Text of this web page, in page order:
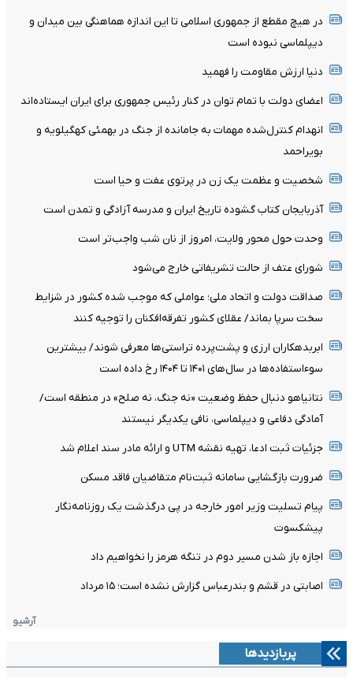
در هیچ مقطع از جمهوری اسلامی تا این اندازه هماهنگی بین میدان و
دیپلماسی نبوده است
دنیا ارزش مقاومت را فهمید
اعضای دولت با تمام توان در کنار رئیس جمهوری برای ایران ایستاده‌اند
انهدام کنترل‌شده مهمات به‌ جامانده از جنگ در بهمئی کهگیلویه و
بویراحمد
شخصیت و عظمت یک زن در پرتوی عفت و حیا است
آذربایجان کتاب گشوده تاریخ ایران و مدرسه آزادگی و تمدن است
وحدت حول محور ولایت، امروز از نان شب واجب‌تر است
شورای عتف از حالت تشریفاتی خارج می‌شود
صداقت دولت و اتحاد ملی؛ عواملی که موجب شده کشور در شزایط
سخت سرپا بماند/ عقلای کشور تفرقه‌افکنان را توجیه کنند
ابربدهکاران ارزی و پشت‌پرده تراستی‌ها معرفی شوند/ بیشترین
سوءاستفاده‌ها در سال‌های ۱۴۰۱ تا ۱۴۰۴ رخ داده است
نتانیاهو دنبال حفظ وضعیت «نه جنگ، نه صلح» در منطقه است/
آمادگی دفاعی و دیپلماسی، نافی یکدیگر نیستند
جزئیات ثبت ادعا، تهیه نقشه UTM و ارائه مادر سند اعلام شد
ضرورت بازگشایی سامانه ثبت‌نام متقاضیان فاقد مسکن
پیام تسلیت وزیر امور خارجه در پی درگذشت یک روزنامه‌نگار
پیشکسوت
اجازه باز شدن مسیر دوم در تنگه هرمز را نخواهیم داد
اصابتی در قشم و بندرعباس گزارش نشده است؛ ۱۵ مرداد
آرشیو
پربازدیدها